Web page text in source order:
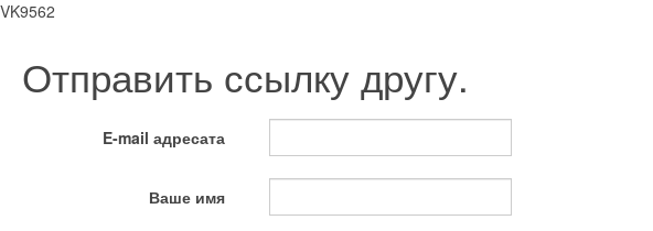
VK9562
Отправить ссылку другу.
E-mail адресата
Ваше имя